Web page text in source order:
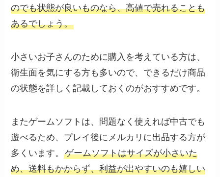
のでも状態が良いものなら、高値で売れることも
あるでしょう。
小さいお子さんのために購入を考えている方は、
衛生面を気にする方も多いので、できるだけ商品
の状態を詳しく記載しておくのがおすすめです。
またゲームソフトは、問題なく使えれば中古でも
遊べるため、プレイ後にメルカリに出品する方が
多くいます。ゲームソフトはサイズが小さいた
め、送料もかからず、利益が出やすいのも嬉しい